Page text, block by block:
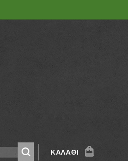
ΚΑΛΆΘΙ